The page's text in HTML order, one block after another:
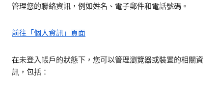
管理您的聯絡資訊，例如姓名、電子郵件和電話號碼。
前往「個人資訊」頁面
在未登入帳戶的狀態下，您可以管理瀏覽器或裝置的相關資
訊，包括：